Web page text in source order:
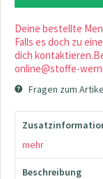
Deine bestellte
Falls es doch zu
dich
online@stoffe-
Fragen zum
mehr
Beschreibung